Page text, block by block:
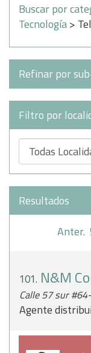
Buscar por
Tecnología>
Refinar por
Filtro por
Resultados
Anter.
101. N&M
Calle 57 sur
Agente